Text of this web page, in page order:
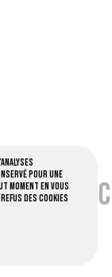
MAIL •
pour une
moment en vous
refus des cookies